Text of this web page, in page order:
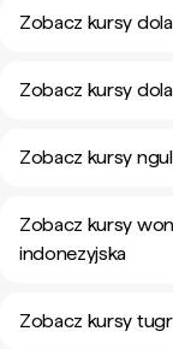
Zobacz kursy
Zobacz kursy
Zobacz kursy
Zobacz kursy
indonezyjska
Zobacz kursy